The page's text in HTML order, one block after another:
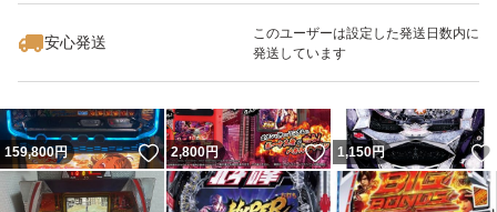
安心発送
このユーザーは設定した発送日数内に
発送しています
159,800円 いいね！
2,800円 いいね！
1,150円